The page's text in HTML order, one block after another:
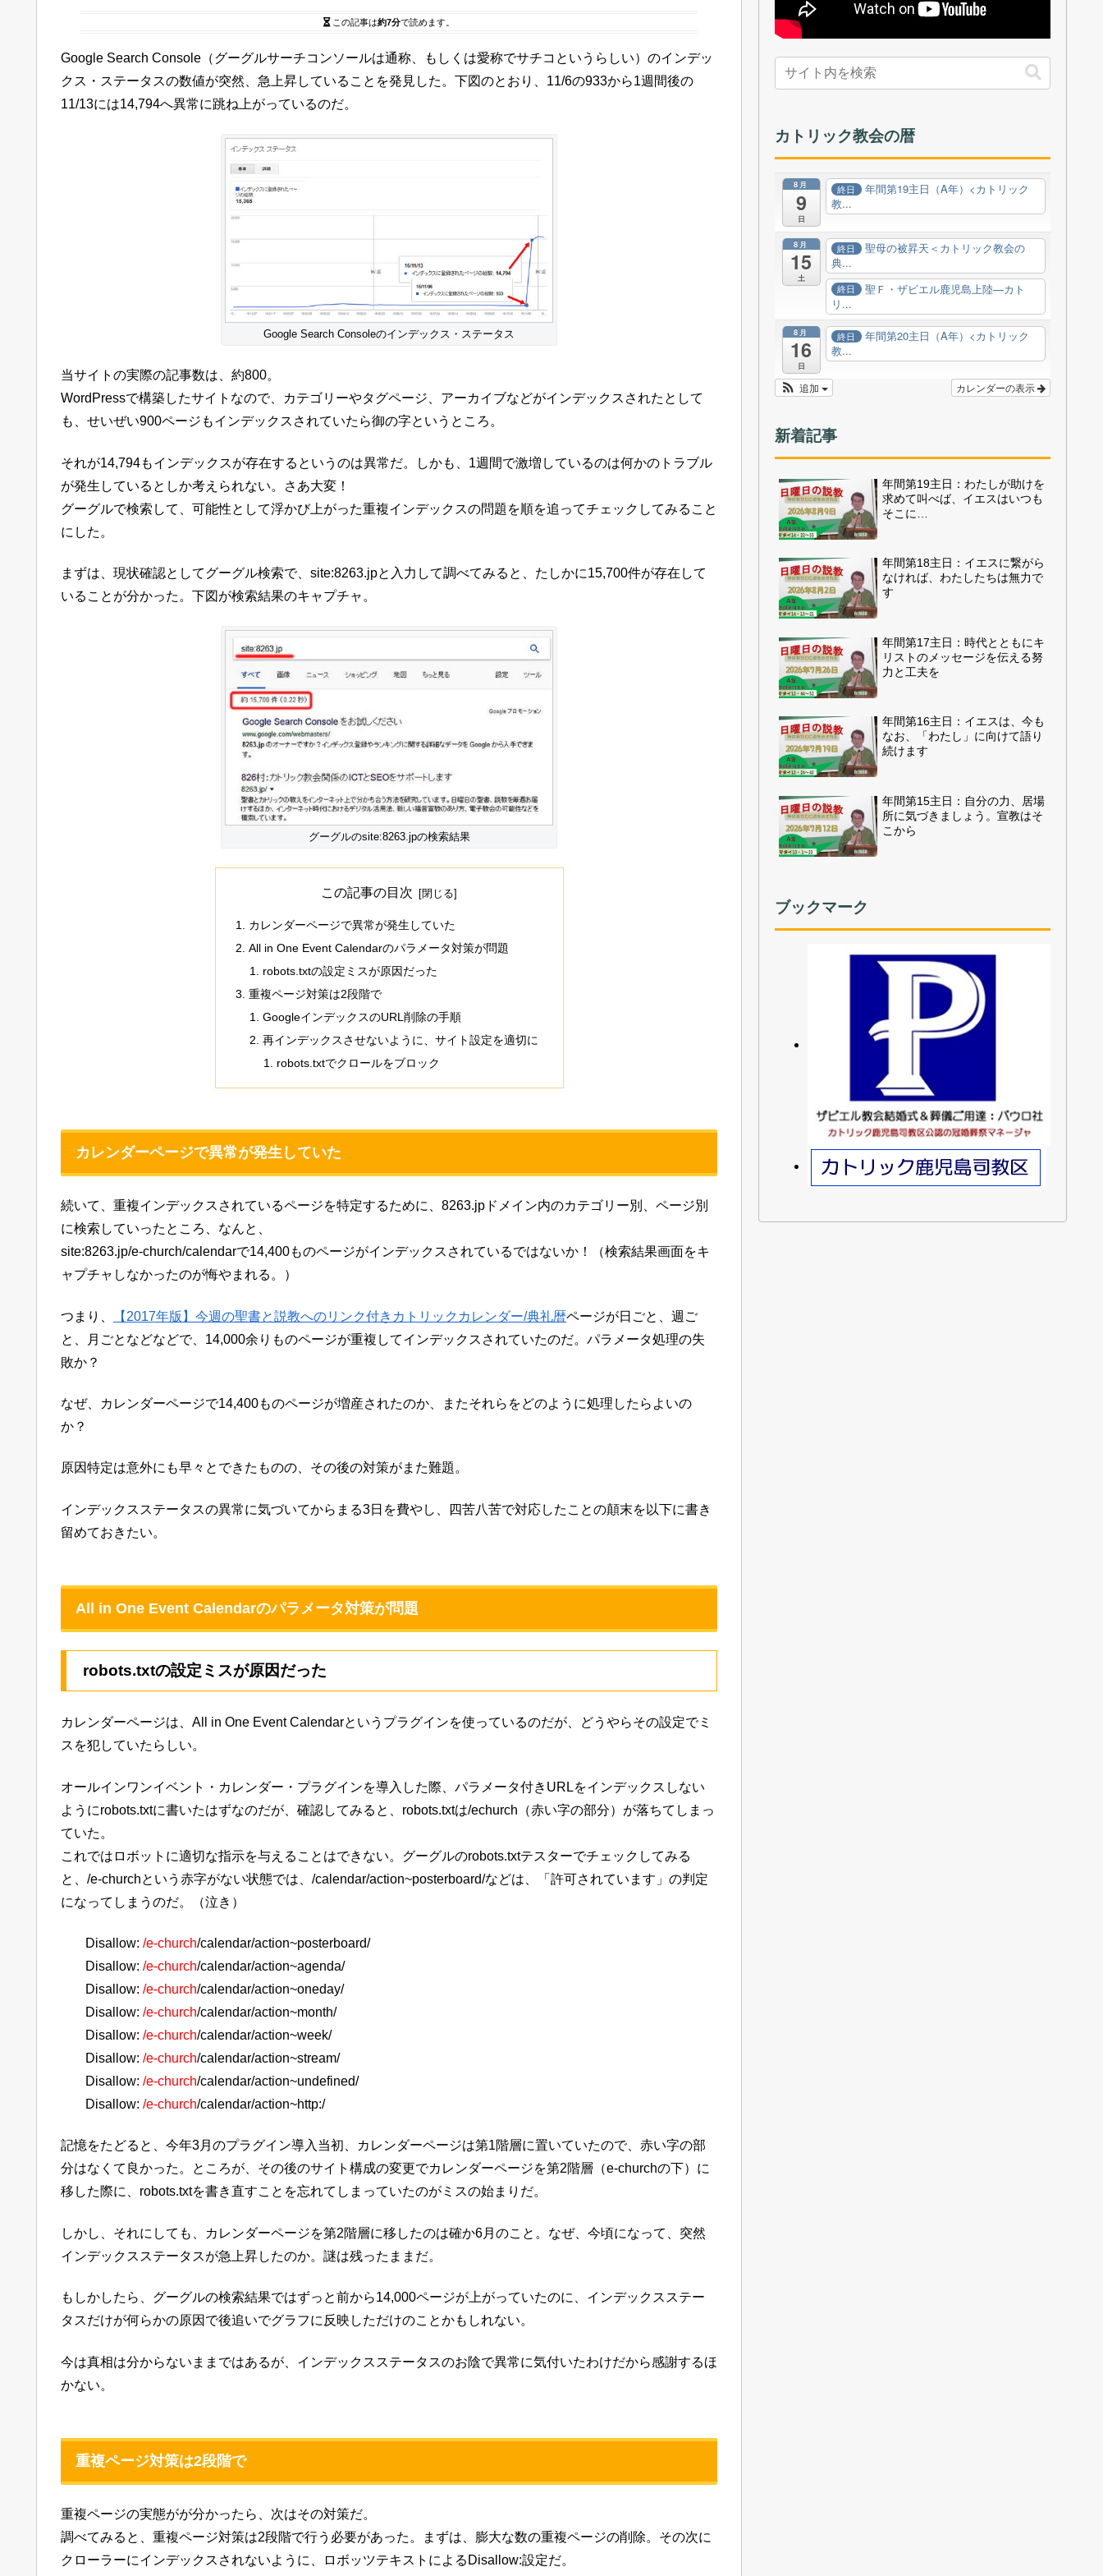
この記事は約7分で読めます。
Google Search Console（グーグルサーチコンソールは通称、もしくは愛称でサチコというらしい）のインデッ
クス・ステータスの数値が突然、急上昇していることを発見した。下図のとおり、11/6の933から1週間後の
11/13には14,794へ異常に跳ね上がっているのだ。
Google Search Consoleのインデックス・ステータス
当サイトの実際の記事数は、約800。
WordPressで構築したサイトなので、カテゴリーやタグページ、アーカイブなどがインデックスされたとして
も、せいぜい900ページもインデックスされていたら御の字というところ。
それが14,794もインデックスが存在するというのは異常だ。しかも、1週間で激増しているのは何かのトラブル
が発生しているとしか考えられない。さあ大変！
グーグルで検索して、可能性として浮かび上がった重複インデックスの問題を順を追ってチェックしてみること
にした。
まずは、現状確認としてグーグル検索で、site:8263.jpと入力して調べてみると、たしかに15,700件が存在して
いることが分かった。下図が検索結果のキャプチャ。
グーグルのsite:8263.jpの検索結果
この記事の目次
カレンダーページで異常が発生していた
All in One Event Calendarのパラメータ対策が問題
robots.txtの設定ミスが原因だった
重複ページ対策は2段階で
GoogleインデックスのURL削除の手順
再インデックスさせないように、サイト設定を適切に
robots.txtでクロールをブロック
カレンダーページで異常が発生していた
続いて、重複インデックスされているページを特定するために、8263.jpドメイン内のカテゴリー別、ページ別
に検索していったところ、なんと、
site:8263.jp/e-church/calendarで14,400ものページがインデックスされているではないか！（検索結果画面をキ
ャプチャしなかったのが悔やまれる。）
つまり、 【2017年版】今週の聖書と説教へのリンク付きカトリックカレンダー/典礼暦ページが日ごと、週ご
と、月ごとなどなどで、14,000余りものページが重複してインデックスされていたのだ。パラメータ処理の失
敗か？
なぜ、カレンダーページで14,400ものページが増産されたのか、またそれらをどのように処理したらよいの
か？
原因特定は意外にも早々とできたものの、その後の対策がまた難題。
インデックスステータスの異常に気づいてからまる3日を費やし、四苦八苦で対応したことの顛末を以下に書き
留めておきたい。
All in One Event Calendarのパラメータ対策が問題
robots.txtの設定ミスが原因だった
カレンダーページは、All in One Event Calendarというプラグインを使っているのだが、どうやらその設定でミ
スを犯していたらしい。
オールインワンイベント・カレンダー・プラグインを導入した際、パラメータ付きURLをインデックスしない
ようにrobots.txtに書いたはずなのだが、確認してみると、robots.txtは/echurch（赤い字の部分）が落ちてしまっ
ていた。
これではロボットに適切な指示を与えることはできない。グーグルのrobots.txtテスターでチェックしてみる
と、/e-churchという赤字がない状態では、/calendar/action~posterboard/などは、「許可されています」の判定
になってしまうのだ。（泣き）
Disallow: /e-church/calendar/action~posterboard/
Disallow: /e-church/calendar/action~agenda/
Disallow: /e-church/calendar/action~oneday/
Disallow: /e-church/calendar/action~month/
Disallow: /e-church/calendar/action~week/
Disallow: /e-church/calendar/action~stream/
Disallow: /e-church/calendar/action~undefined/
Disallow: /e-church/calendar/action~http:/
記憶をたどると、今年3月のプラグイン導入当初、カレンダーページは第1階層に置いていたので、赤い字の部
分はなくて良かった。ところが、その後のサイト構成の変更でカレンダーページを第2階層（e-churchの下）に
移した際に、robots.txtを書き直すことを忘れてしまっていたのがミスの始まりだ。
しかし、それにしても、カレンダーページを第2階層に移したのは確か6月のこと。なぜ、今頃になって、突然
インデックスステータスが急上昇したのか。謎は残ったままだ。
もしかしたら、グーグルの検索結果ではずっと前から14,000ページが上がっていたのに、インデックスステー
タスだけが何らかの原因で後追いでグラフに反映しただけのことかもしれない。
今は真相は分からないままではあるが、インデックスステータスのお陰で異常に気付いたわけだから感謝するほ
かない。
重複ページ対策は2段階で
重複ページの実態がが分かったら、次はその対策だ。
調べてみると、重複ページ対策は2段階で行う必要があった。まずは、膨大な数の重複ページの削除。その次に
クローラーにインデックスされないように、ロボッツテキストによるDisallow:設定だ。
カトリック教会の暦
8月
9
日
終日
年間第19主日（A年）<カトリック
教...
8月
15
土
終日
聖母の被昇天＜カトリック教会の
典...
終日
聖Ｆ・ザビエル鹿児島上陸—カト
リ...
8月
16
日
終日
年間第20主日（A年）<カトリック
教...
カレンダーの表示
追加
新着記事
年間第19主日：わたしが助けを
求めて叫べば、イエスはいつも
そこに…
年間第18主日：イエスに繋がら
なければ、わたしたちは無力で
す
年間第17主日：時代とともにキ
リストのメッセージを伝える努
力と工夫を
年間第16主日：イエスは、今も
なお、「わたし」に向けて語り
続けます
年間第15主日：自分の力、居場
所に気づきましょう。宣教はそ
こから
ブックマーク